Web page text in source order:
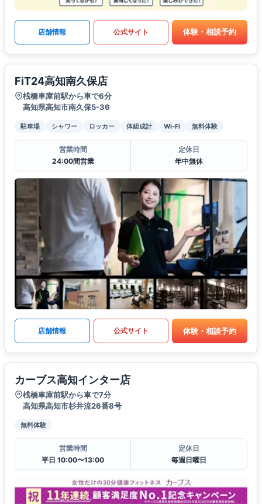
店舗情報 公式サイト 体験・相談予約
FiT24高知南久保店
桟橋車庫前駅から車で6分
高知県高知市南久保5-36
駐車場 シャワー ロッカー 体組成計 Wi-Fi 無料体験
営業時間
24:00間営業
定休日
年中無休
店舗情報 公式サイト 体験・相談予約
カーブス高知インター店
桟橋車庫前駅から車で7分
高知県高知市杉井流26番8号
無料体験
営業時間
平日 10:00〜13:00
定休日
毎週日曜日